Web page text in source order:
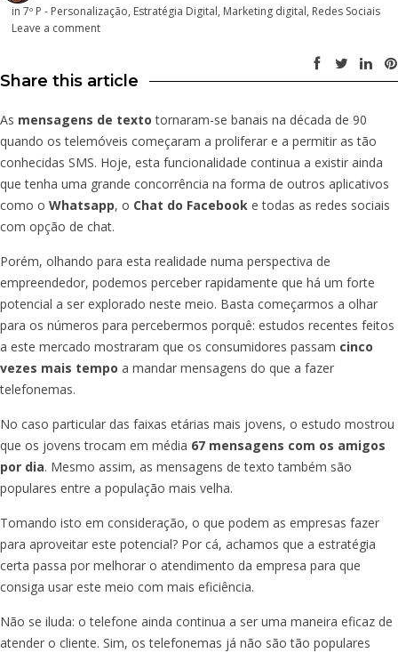
in 7º P - Personalização, Estratégia Digital, Marketing digital, Redes Sociais
Leave a comment
Share this article
As mensagens de texto tornaram-se banais na década de 90
quando os telemóveis começaram a proliferar e a permitir as tão
conhecidas SMS. Hoje, esta funcionalidade continua a existir ainda
que tenha uma grande concorrência na forma de outros aplicativos
como o Whatsapp, o Chat do Facebook e todas as redes sociais
com opção de chat.
Porém, olhando para esta realidade numa perspectiva de
empreendedor, podemos perceber rapidamente que há um forte
potencial a ser explorado neste meio. Basta começarmos a olhar
para os números para percebermos porquê: estudos recentes feitos
a este mercado mostraram que os consumidores passam cinco
vezes mais tempo a mandar mensagens do que a fazer
telefonemas.
No caso particular das faixas etárias mais jovens, o estudo mostrou
que os jovens trocam em média 67 mensagens com os amigos
por dia. Mesmo assim, as mensagens de texto também são
populares entre a população mais velha.
Tomando isto em consideração, o que podem as empresas fazer
para aproveitar este potencial? Por cá, achamos que a estratégia
certa passa por melhorar o atendimento da empresa para que
consiga usar este meio com mais eficiência.
Não se iluda: o telefone ainda continua a ser uma maneira eficaz de
atender o cliente. Sim, os telefonemas já não são tão populares